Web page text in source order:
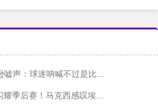
迷呐喊不过是比赛佐料 我的战场只为挚爱而燃
赛！马克西感叹埃奇库姆"成熟得不像话"